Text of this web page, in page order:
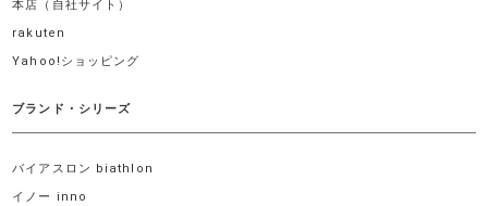
本店（自社サイト）
rakuten
Yahoo!ショッピング
ブランド・シリーズ
バイアスロン biathlon
イノー inno